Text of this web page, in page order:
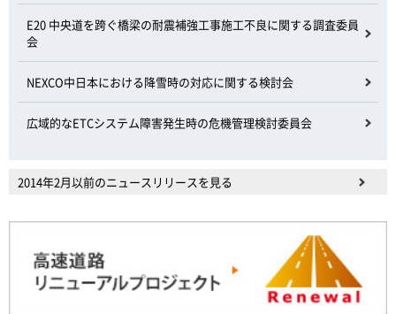
E20 中央道を跨ぐ橋梁の耐震補強工事施工不良に関する調査委員
会
NEXCO中日本における降雪時の対応に関する検討会
広域的なETCシステム障害発生時の危機管理検討委員会
2014年2月以前のニュースリリースを見る